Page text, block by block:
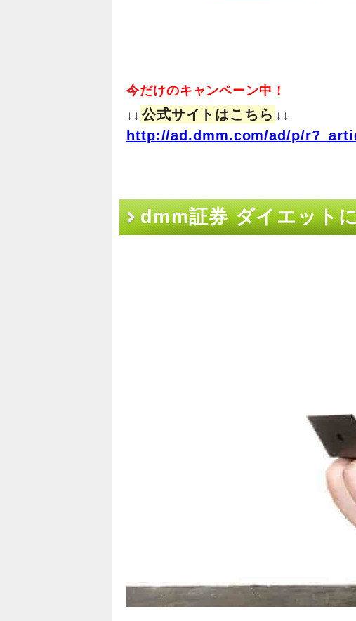
今だけのキャンペーン中！
↓↓ 公式サイトはこちら ↓↓
http://ad.dmm.com/ad/p/
dmm証券 ダイエット